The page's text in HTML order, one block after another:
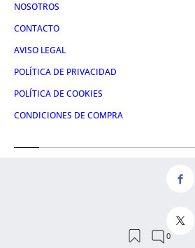
NOSOTROS
CONTACTO
AVISO LEGAL
POLÍTICA DE PRIVACIDAD
POLÍTICA DE COOKIES
CONDICIONES DE COMPRA